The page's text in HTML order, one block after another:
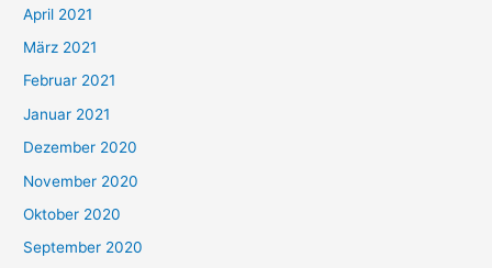
:
April 2021
März 2021
Februar 2021
Januar 2021
Dezember 2020
November 2020
Oktober 2020
September 2020